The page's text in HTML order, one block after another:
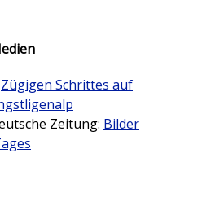
Zügigen Schrittes auf
Zeitung: Bilder